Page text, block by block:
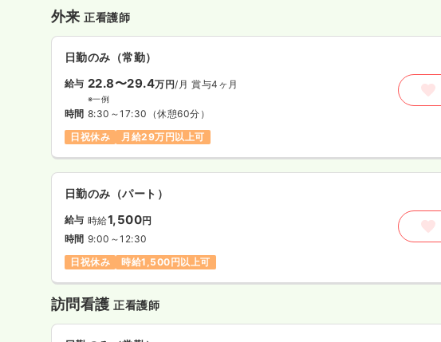
外来正看護師
日勤のみ（常勤）
給与 22.8〜29.4万円/月 賞与4ヶ月
※一例
時間 8:30～17:30 （休憩60分）
日祝休み
月給29万円以上可
日勤のみ（パート）
給与 時給1,500円
時間 9:00～12:30
日祝休み
時給1,500円以上可
訪問看護正看護師